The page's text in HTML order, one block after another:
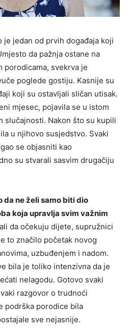
je jedan od prvih događaja koji
da pažnja ostane na
porodicama, svekrva je
poglede gostiju. Kasnije su
koji su ostavljali sličan utisak.
mjesec, pojavila se u istom
slučajnosti. Nakon što su kupili
u njihovo susjedstvo. Svaki
se objasniti kao
su stvarali sasvim drugačiju
da ne želi samo biti dio
koja upravlja svim važnim
da očekuju dijete, supružnici
to značilo početak novog
uzbuđenjem i nadom.
bila je toliko intenzivna da je
nelagodu. Gotovo svaki
razgovor o trudnoći
podrška porodice bila
sve nejasnije.